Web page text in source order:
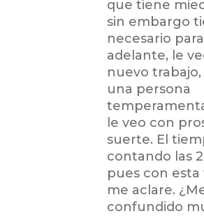
que tiene
sin embargo
necesario
adelante, le
nuevo trabajo,
una persona
le veo con
suerte. El
contando las
pues con esta
me aclare.
confundido